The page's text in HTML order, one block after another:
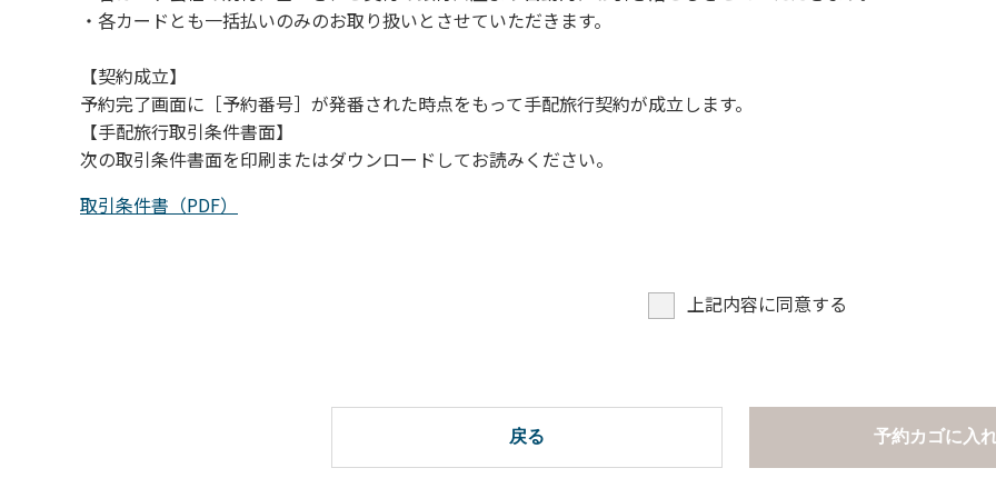
・各カードとも一括払いのみのお取り扱いとさせていただきます。
【契約成立】
予約完了画面に［予約番号］が発番された時点をもって手配旅行契約が成立します。
【手配旅行取引条件書面】
次の取引条件書面を印刷またはダウンロードしてお読みください。
取引条件書（PDF）
上記内容に同意する
戻る 予約カゴに入